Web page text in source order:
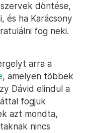
döntése,
és ha Karácsony
fog neki.
arra a
, amelyen többek
Dávid elindul a
fogjuk
azt mondta,
nincs